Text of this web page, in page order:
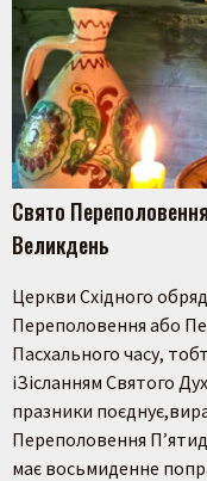
Свято
Великдень
Церкви Східного
Переполовення або
Пасхального часу,
іЗісланням Святого
празники
Переполовення
має восьмиденне